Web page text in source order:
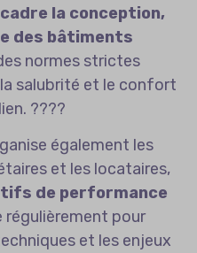
la conception,
des bâtiments
normes strictes
salubrité et le confort
????️
également les
et les locataires,
de performance
régulièrement pour
et les enjeux